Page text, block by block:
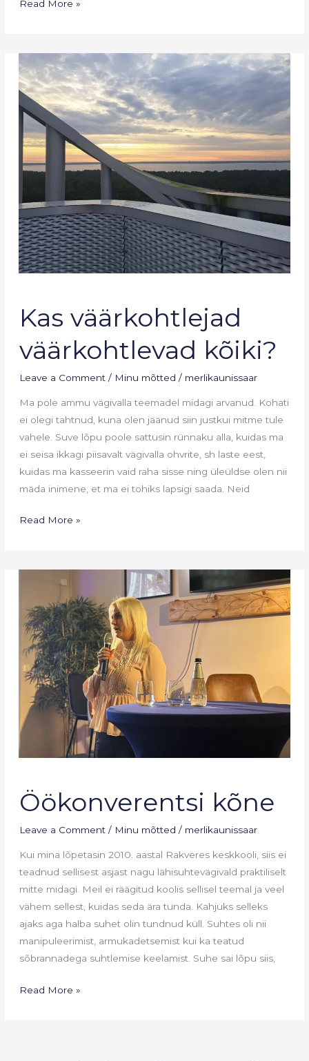
Read More »
Kas väärkohtlejad
väärkohtlevad kõiki?
Leave a Comment / Minu mõtted / merlikaunissaar
Ma pole ammu vägivalla teemadel midagi arvanud. Kohati
ei olegi tahtnud, kuna olen jäänud siin justkui mitme tule
vahele. Suve lõpu poole sattusin rünnaku alla, kuidas ma
ei seisa ikkagi piisavalt vägivalla ohvrite, sh laste eest,
kuidas ma kasseerin vaid raha sisse ning üleüldse olen nii
mäda inimene, et ma ei tohiks lapsigi saada. Neid
väärkohtlejad
väärkohtlevad
kõiki?
Read More »
Öökonverentsi kõne
Leave a Comment / Minu mõtted / merlikaunissaar
Kui mina lõpetasin 2010. aastal Rakveres keskkooli, siis ei
teadnud sellisest asjast nagu lähisuhtevägivald praktiliselt
mitte midagi. Meil ei räägitud koolis sellisel teemal ja veel
vähem sellest, kuidas seda ära tunda. Kahjuks selleks
ajaks aga halba suhet olin tundnud küll. Suhtes oli nii
manipuleerimist, armukadetsemist kui ka teatud
sõbrannadega suhtlemise keelamist. Suhe sai lõpu siis,
kõne
Read More »